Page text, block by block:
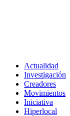
Actualidad
Investigación
Creadores
Movimientos
Iniciativa
Hiperlocal